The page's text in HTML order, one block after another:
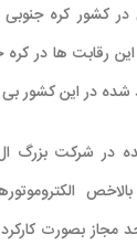
کره جنوبی
این رقابت ها در
شده در این کشور
در شرکت بزرگ
مجاز بصورت